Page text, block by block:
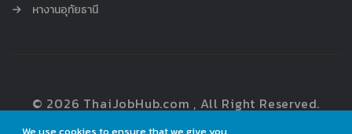
หางานอุทัยธานี
© 2026 ThaiJobHub.com , All Right Reserved.